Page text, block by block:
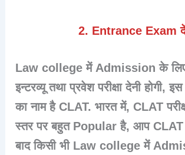
2. Entrance Exam
Law college में Admission के
इन्टरव्यू तथा प्रवेश परीक्षा देनी होगी, इस
का नाम है CLAT. भारत में, CLAT
स्तर पर बहुत Popular है, आप CLAT
बाद किसी भी Law college में